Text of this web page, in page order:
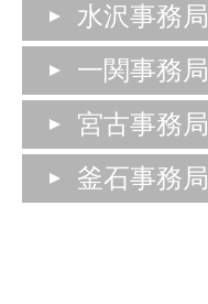
水沢事務局
一関事務局
宮古事務局
釜石事務局